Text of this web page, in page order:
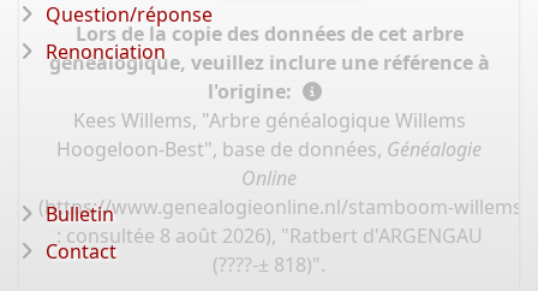
Lors de la copie des données de cet arbre
généalogique, veuillez inclure une référence à
l'origine:
Kees Willems, "Arbre généalogique Willems
Hoogeloon-Best", base de données, Généalogie
Online
(https://www.genealogieonline.nl/stamboom-willems-
: consultée 8 août 2026), "Ratbert d'ARGENGAU
(????-± 818)".
Question/réponse
Renonciation
Bulletin
Contact